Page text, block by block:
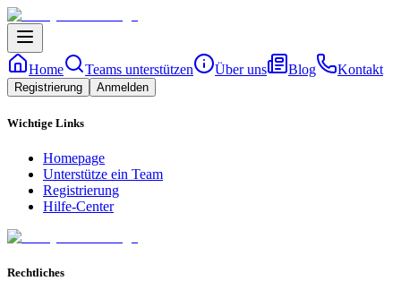
Home Teams unterstützen Über uns Blog Kontakt
Registrierung Anmelden
Wichtige Links
Homepage
Unterstütze ein Team
Registrierung
Hilfe-Center
Rechtliches